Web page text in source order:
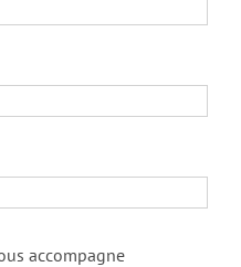
accompagne